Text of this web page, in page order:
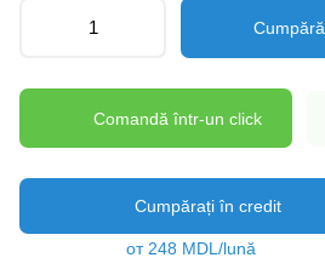
Cumpără
Comandă într-un click
Cumpărați în credit
от 248 MDL/lună